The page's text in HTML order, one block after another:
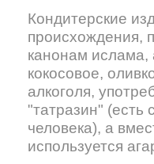
Кондитерские
происхождения,
канонам ислама,
кокосовое,
алкоголя,
"татразин" (есть
человека), а
используется